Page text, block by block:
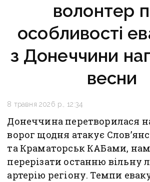
волонтер
особливості
з Донеччини
весни
8 травня 2026 р., 12:34
Донеччина перетворилася
ворог щодня атакує
та Краматорськ КАБами,
перерізати останню вільну
артерію регіону. Темпи